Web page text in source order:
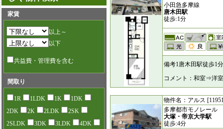
小田急多摩線
唐木田駅
徒歩:1分
備考1唐木田駅徒歩1
コメント：和室⇒洋
物件名：アルス
多摩都市モノレール
大塚・帝京大学駅
徒歩:4分
家賃
以上～
以下
共益費・管理費を含む
間取り
1R 1LDK 1K
1DK
2DK
2K 2LDK
2SK
2SLDK
3DK 3LDK
4DK